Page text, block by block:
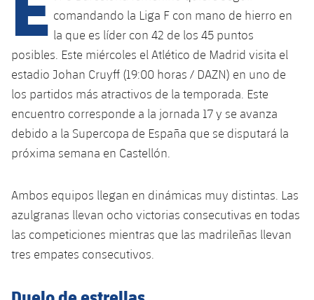
plusicon
más
Instalaciones
Spotify Camp Nou
Palau Blaugrana
Estadi Johan Cruyff
Barça Cafe
plusicon
más
plusicon
más
SUB13
SUB12
SUB11 A
SUB11 B
SUB10 B
SUB9 A
SUB13 B
SUB12 C
SUB11 C
Entradas
Gameday Shows
Clasificación
Fotos
Historia
Barça Atlètic
Junior
Cadete A
Infantil B
Mini
PLUSICON
MÁS
Primer Equipo
Actualidad
Calendario
Entradas
Resultados
Clasificaciones
Jugadores
Barça Atlètic
Actualidad
Calendario
Resultados
Clasificaciones
Jugadores
Base
Actualidad
Juvenil
PLUSICON
MÁS
Primer equipo
plusicon
más
comandando la Liga F con mano de hierro en
la que es líder con 42 de los 45 puntos
posibles. Este miércoles el Atlético de Madrid visita el
estadio Johan Cruyff (19:00 horas / DAZN) en uno de
los partidos más atractivos de la temporada. Este
encuentro corresponde a la jornada 17 y se avanza
debido a la Supercopa de España que se disputará la
próxima semana en Castellón.
Ambos equipos llegan en dinámicas muy distintas. Las
azulgranas llevan ocho victorias consecutivas en todas
las competiciones mientras que las madrileñas llevan
tres empates consecutivos.